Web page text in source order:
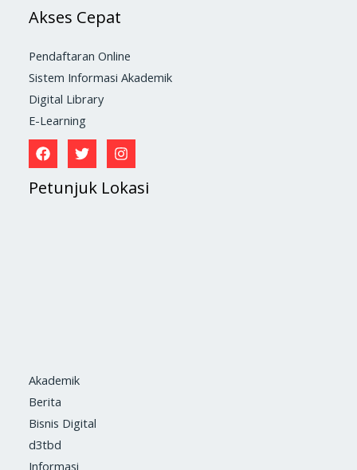
Akses Cepat
Pendaftaran Online
Sistem Informasi Akademik
Digital Library
E-Learning
Petunjuk Lokasi
Akademik
Berita
Bisnis Digital
d3tbd
Informasi